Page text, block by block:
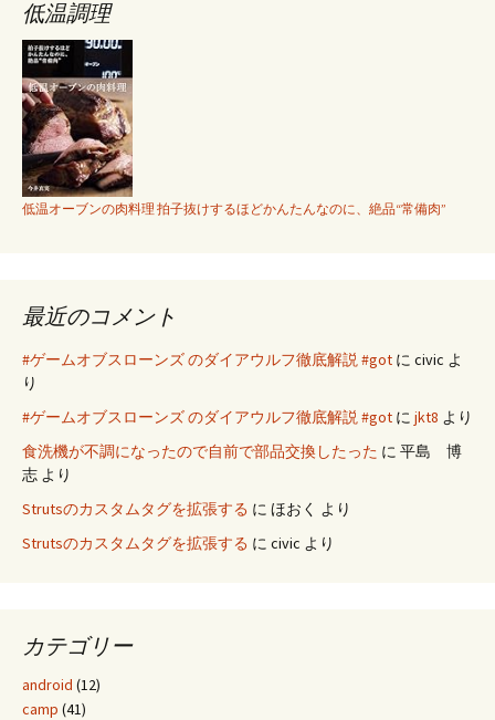
低温調理
低温オーブンの肉料理 拍子抜けするほどかんたんなのに、絶品“常備肉”
最近のコメント
#ゲームオブスローンズ のダイアウルフ徹底解説 #got に civic よ
り
#ゲームオブスローンズ のダイアウルフ徹底解説 #got に jkt8 より
食洗機が不調になったので自前で部品交換したった に 平島 博
志 より
Strutsのカスタムタグを拡張する に ほおく より
Strutsのカスタムタグを拡張する に civic より
カテゴリー
android (12)
camp (41)